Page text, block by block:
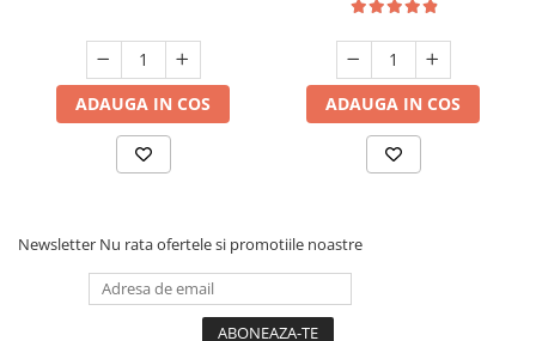
ADAUGA IN COS ADAUGA IN COS
Newsletter Nu rata ofertele si promotiile noastre